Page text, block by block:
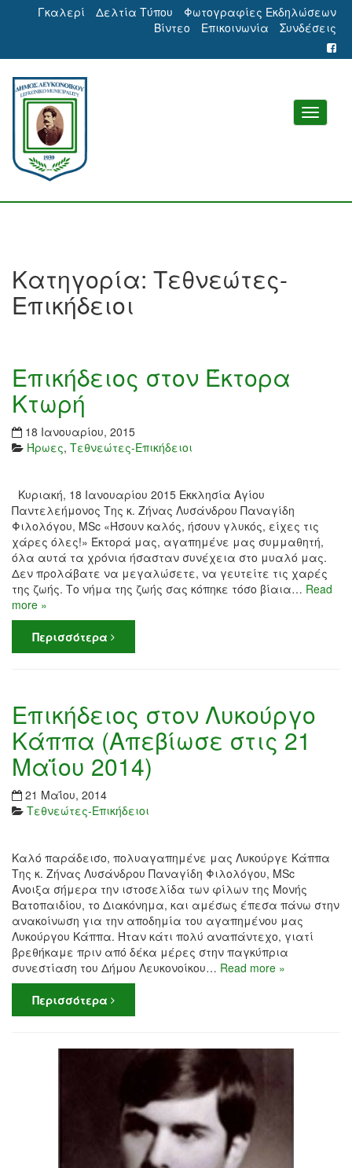
Γκαλερί Δελτία Τύπου
Φωτογραφίες Εκδηλώσεων
Βίντεο
Επικοινωνία Συνδέσεις
Κατηγορία: Τεθνεώτες-
Επικήδειοι
Επικήδειος στον Έκτορα
Κτωρή
18 Ιανουαρίου, 2015
Ήρωες, Τεθνεώτες-Επικήδειοι
Κυριακή, 18 Ιανουαρίου 2015 Εκκλησία Αγίου
Παντελεήμονος Της κ. Ζήνας Λυσάνδρου Παναγίδη
Φιλολόγου, MSc «Ήσουν καλός, ήσουν γλυκός, είχες τις
χάρες όλες!» Έκτορά μας, αγαπημένε μας συμμαθητή,
όλα αυτά τα χρόνια ήσασταν συνέχεια στο μυαλό μας.
Δεν προλάβατε να μεγαλώσετε, να γευτείτε τις χαρές
της ζωής. Το νήμα της ζωής σας κόπηκε τόσο βίαια… Read
more »
Περισσότερα
Επικήδειος στον Λυκούργο
Κάππα (Απεβίωσε στις 21
Μαΐου 2014)
21 Μαΐου, 2014
Τεθνεώτες-Επικήδειοι
Καλό παράδεισο, πολυαγαπημένε μας Λυκούργε Κάππα
Της κ. Ζήνας Λυσάνδρου Παναγίδη Φιλολόγου, MSc
Άνοιξα σήμερα την ιστοσελίδα των φίλων της Μονής
Βατοπαιδίου, το Διακόνημα, και αμέσως έπεσα πάνω στην
ανακοίνωση για την αποδημία του αγαπημένου μας
Λυκούργου Κάππα. Ήταν κάτι πολύ αναπάντεχο, γιατί
βρεθήκαμε πριν από δέκα μέρες στην παγκύπρια
συνεστίαση του Δήμου Λευκονοίκου… Read more »
Περισσότερα